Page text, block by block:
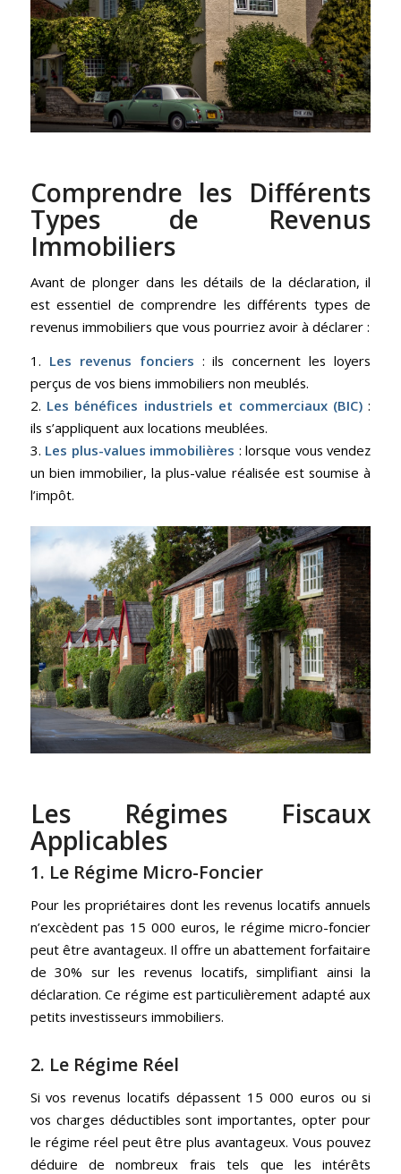
Comprendre les Différents
Types de Revenus
Immobiliers
Avant de plonger dans les détails de la déclaration, il
est essentiel de comprendre les différents types de
revenus immobiliers que vous pourriez avoir à déclarer :
1. Les revenus fonciers : ils concernent les loyers
perçus de vos biens immobiliers non meublés.
2. Les bénéfices industriels et commerciaux (BIC) :
ils s’appliquent aux locations meublées.
3. Les plus-values immobilières : lorsque vous vendez
un bien immobilier, la plus-value réalisée est soumise à
l’impôt.
Les Régimes Fiscaux
Applicables
1. Le Régime Micro-Foncier
Pour les propriétaires dont les revenus locatifs annuels
n’excèdent pas 15 000 euros, le régime micro-foncier
peut être avantageux. Il offre un abattement forfaitaire
de 30% sur les revenus locatifs, simplifiant ainsi la
déclaration. Ce régime est particulièrement adapté aux
petits investisseurs immobiliers.
2. Le Régime Réel
Si vos revenus locatifs dépassent 15 000 euros ou si
vos charges déductibles sont importantes, opter pour
le régime réel peut être plus avantageux. Vous pouvez
déduire de nombreux frais tels que les intérêts